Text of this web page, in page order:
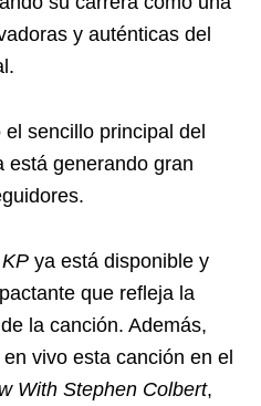
y auténticas del
sencillo principal del
está generando gran
ya está disponible y
que refleja la
la canción. Además,
vivo esta canción en el
With Stephen Colbert,